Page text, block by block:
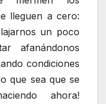
lleguen a cero:
un poco
afanándonos
condiciones
que sea que se
ahora!